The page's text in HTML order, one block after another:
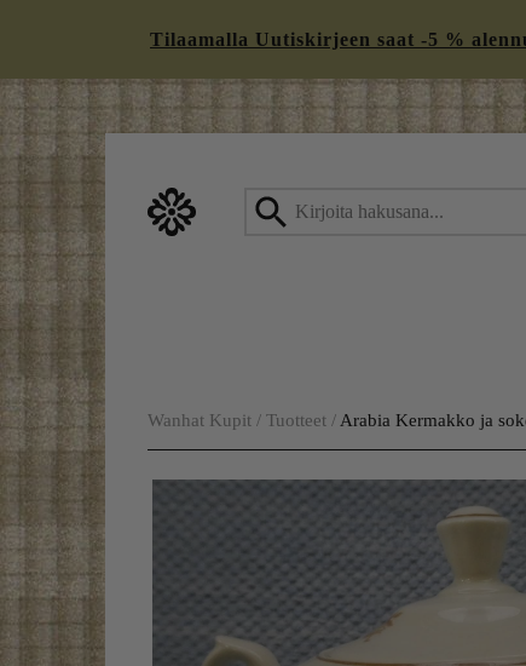
Tilaamalla Uutiskirjeen saat -5 %
to
Wanhat Kupit / Tuotteet / Arabia Kermakko ja